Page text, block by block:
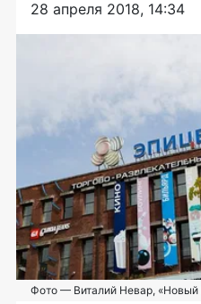
28 апреля 2018, 14:34
Фото — Виталий Невар, «Новый